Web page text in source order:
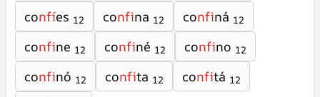
confíes 12 confina 12 confiná 12
confine 12 confiné 12 confino 12
confinó 12 confita 12 confitá 12